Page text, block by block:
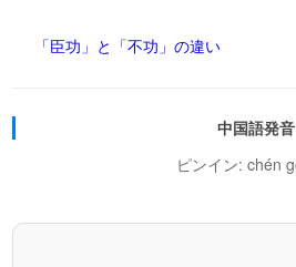
「臣功」と「不功」の違い
中国語発音
ピンイン: chén